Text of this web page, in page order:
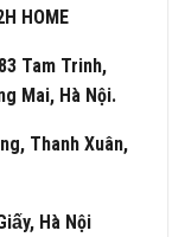
HOME
Tam Trinh,
Mai, Hà Nội.
Thanh Xuân,
Hà Nội